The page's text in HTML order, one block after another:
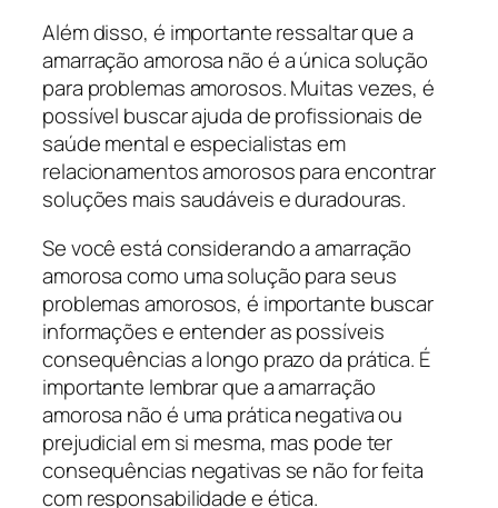
Além disso, é importante ressaltar que a
amarração amorosa não é a única solução
para problemas amorosos. Muitas vezes, é
possível buscar ajuda de profissionais de
saúde mental e especialistas em
relacionamentos amorosos para encontrar
soluções mais saudáveis e duradouras.
Se você está considerando a amarração
amorosa como uma solução para seus
problemas amorosos, é importante buscar
informações e entender as possíveis
consequências a longo prazo da prática. É
importante lembrar que a amarração
amorosa não é uma prática negativa ou
prejudicial em si mesma, mas pode ter
consequências negativas se não for feita
com responsabilidade e ética.